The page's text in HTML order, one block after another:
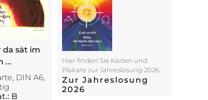
da sät im
...
DIN A6,
B
Hier finden Sie Karten und
Plakate zur Jahreslosung 2026.
Zur Jahreslosung
2026